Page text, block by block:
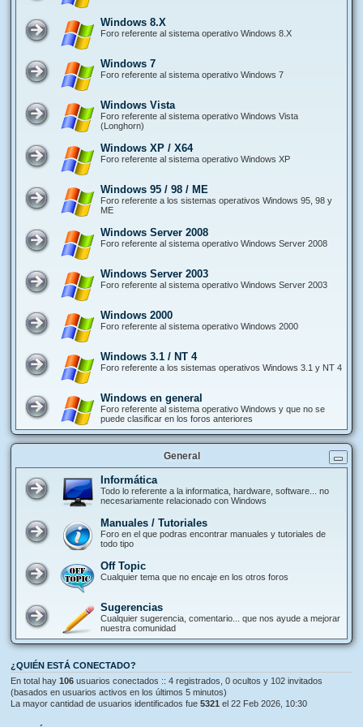
Windows 8.X
Foro referente al sistema operativo Windows 8.X
Windows 7
Foro referente al sistema operativo Windows 7
Windows Vista
Foro referente al sistema operativo Windows Vista
(Longhorn)
Windows XP / X64
Foro referente al sistema operativo Windows XP
Windows 95 / 98 / ME
Foro referente a los sistemas operativos Windows 95, 98 y
ME
Windows Server 2008
Foro referente al sistema operativo Windows Server 2008
Windows Server 2003
Foro referente al sistema operativo Windows Server 2003
Windows 2000
Foro referente al sistema operativo Windows 2000
Windows 3.1 / NT 4
Foro referente a los sistemas operativos Windows 3.1 y NT 4
Windows en general
Foro referente al sistema operativo Windows y que no se
puede clasificar en los foros anteriores
General
Informática
Todo lo referente a la informatica, hardware, software... no
necesariamente relacionado con Windows
Manuales / Tutoriales
Foro en el que podras encontrar manuales y tutoriales de
todo tipo
Off Topic
Cualquier tema que no encaje en los otros foros
Sugerencias
Cualquier sugerencia, comentario... que nos ayude a mejorar
nuestra comunidad
¿QUIÉN ESTÁ CONECTADO?
En total hay 106 usuarios conectados :: 4 registrados, 0 ocultos y 102 invitados
(basados en usuarios activos en los últimos 5 minutos)
La mayor cantidad de usuarios identificados fue 5321 el 22 Feb 2026, 10:30